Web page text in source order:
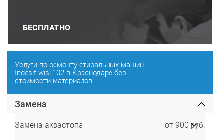
БЕСПЛАТНО
Услуги по ремонту стиральных машин
Indesit wisl 102 в Краснодаре без
стоимости материалов
Замена
Замена аквастопа от 900 руб.